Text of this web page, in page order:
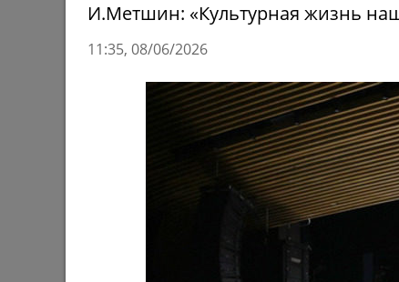
И.Метшин: «Культурная жизнь
11:35 08/06/2026